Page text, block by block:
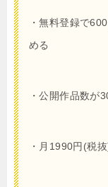
・無料登録で600
める
・公開作品数が
・月1990円(税